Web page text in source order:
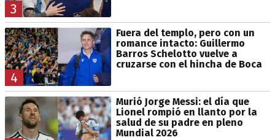
3
4
Fuera del templo, pero con un
romance intacto: Guillermo
Barros Schelotto vuelve a
cruzarse con el hincha de Boca
Murió Jorge Messi: el día que
Lionel rompió en llanto por la
salud de su padre en pleno
Mundial 2026